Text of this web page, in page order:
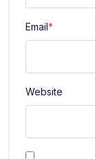
Email*
Website